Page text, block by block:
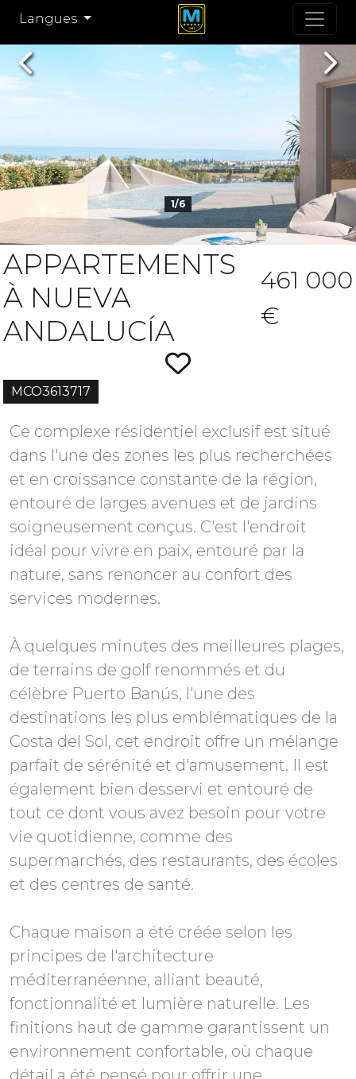
Langues
1/6
Previous
MCO3613717
APPARTEMENTS
À NUEVA
ANDALUCÍA
461 000
€
Ce complexe résidentiel exclusif est situé
dans l'une des zones les plus recherchées
et en croissance constante de la région,
entouré de larges avenues et de jardins
soigneusement conçus. C'est l'endroit
idéal pour vivre en paix, entouré par la
nature, sans renoncer au confort des
services modernes.
À quelques minutes des meilleures plages,
de terrains de golf renommés et du
célèbre Puerto Banús, l'une des
destinations les plus emblématiques de la
Costa del Sol, cet endroit offre un mélange
parfait de sérénité et d'amusement. Il est
également bien desservi et entouré de
tout ce dont vous avez besoin pour votre
vie quotidienne, comme des
supermarchés, des restaurants, des écoles
et des centres de santé.
Chaque maison a été créée selon les
principes de l'architecture
méditerranéenne, alliant beauté,
fonctionnalité et lumière naturelle. Les
finitions haut de gamme garantissent un
environnement confortable, où chaque
détail a été pensé pour offrir une